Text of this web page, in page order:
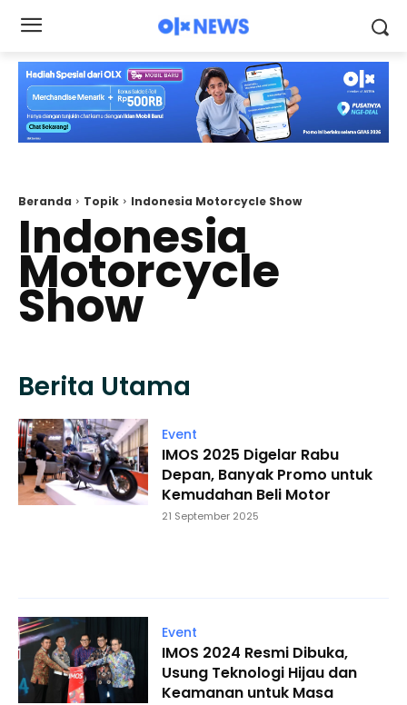
Beranda Topik Indonesia Motorcycle Show
Indonesia
Motorcycle
Show
Berita Utama
Event
IMOS 2025 Digelar Rabu
Depan, Banyak Promo untuk
Kemudahan Beli Motor
21 September 2025
Event
IMOS 2024 Resmi Dibuka,
Usung Teknologi Hijau dan
Keamanan untuk Masa